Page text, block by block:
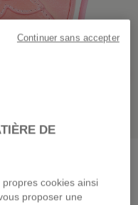
DE
cookies ainsi
proposer une
Continuer sans accepter